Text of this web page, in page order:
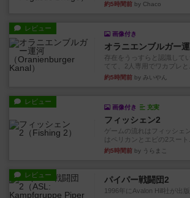
約5時間前 by Chaco
レビュー
画像付き
オラニエンブルガー
存在をうっすらと認識して
てて、2人専用でワカプレと...
約5時間前 by みいやん
レビュー
画像付き 充実
フィッシェン2
ゲームの流れはフィッシェ
はペリカンとエビの2スート...
約5時間前 by うらまこ
レビュー パイパー戦闘団2
1996年にAvalon Hill社が出